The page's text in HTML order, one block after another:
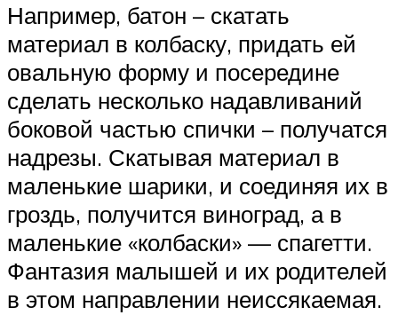
Например, батон – скатать
материал в колбаску, придать ей
овальную форму и посередине
сделать несколько надавливаний
боковой частью спички – получатся
надрезы. Скатывая материал в
маленькие шарики, и соединяя их в
гроздь, получится виноград, а в
маленькие «колбаски» — спагетти.
Фантазия малышей и их родителей
в этом направлении неиссякаемая.